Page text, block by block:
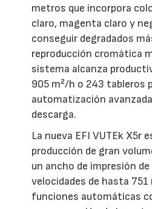
metros que incorpora
claro, magenta claro y
conseguir degradados
reproducción cromática
sistema alcanza
905 m²/h o 243 tableros
automatización
descarga.
La nueva EFI VUTEk X5r
producción de gran
un ancho de impresión
velocidades de hasta
funciones automáticas